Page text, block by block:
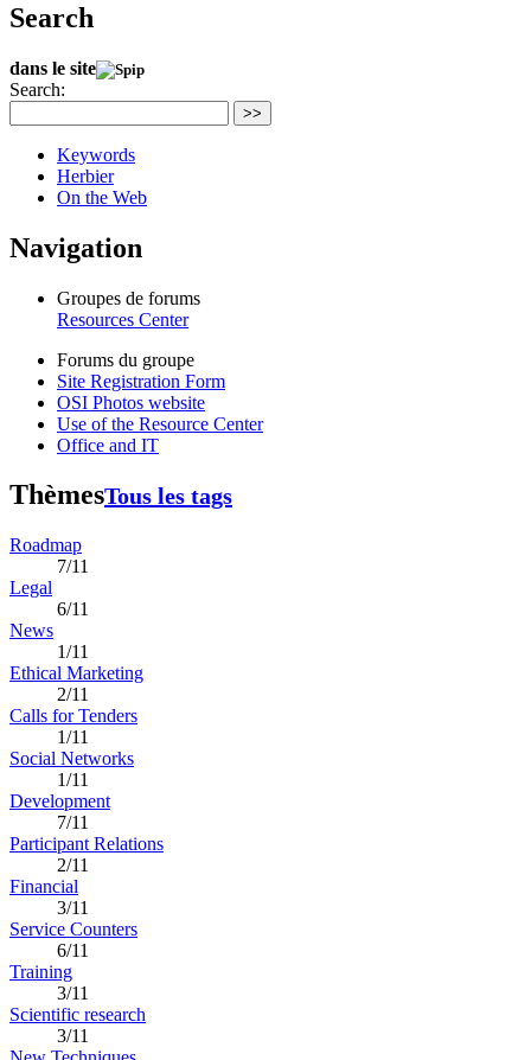
Search
dans le site
Search:
>>
Keywords
Herbier
On the Web
Navigation
Groupes de forums
Resources Center
Forums du groupe
Site Registration Form
OSI Photos website
Use of the Resource Center
Office and IT
ThèmesTous les tags
Roadmap
7/11
Legal
6/11
News
1/11
Ethical Marketing
2/11
Calls for Tenders
1/11
Social Networks
1/11
Development
7/11
Participant Relations
2/11
Financial
3/11
Service Counters
6/11
Training
3/11
Scientific research
3/11